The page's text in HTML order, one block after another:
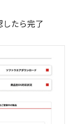
たら完了